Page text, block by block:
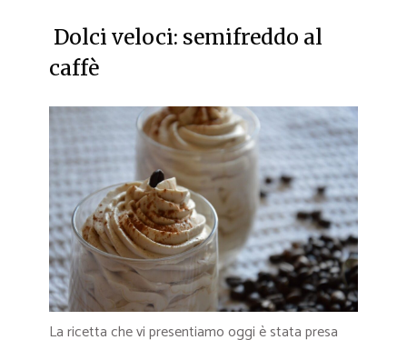
Dolci veloci: semifreddo al
caffè
La ricetta che vi presentiamo oggi è stata presa